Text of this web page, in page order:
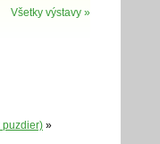
Všetky výstavy »
puzdier) »